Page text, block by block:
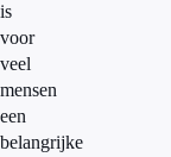
is
voor
veel
mensen
een
belangrijke